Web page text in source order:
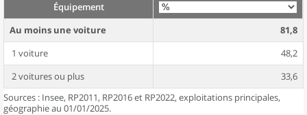
Équipement
Au moins une voiture
81,8
1 voiture
48,2
2 voitures ou plus
33,6
Sources : Insee, RP2011, RP2016 et RP2022, exploitations principales,
géographie au 01/01/2025.